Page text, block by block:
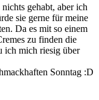
gehabt, aber ich
sie gerne für meine
Da es mit so einem
zu finden die
ich mich riesig über
Sonntag :D